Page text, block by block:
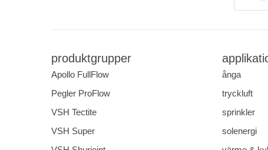
produktgrupper
Apollo FullFlow
Pegler ProFlow
VSH Tectite
VSH Super
ånga
tryckluft
sprinkler
solenergi